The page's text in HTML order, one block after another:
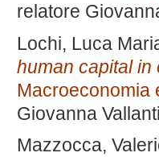
relatore
Lochi, Luca
human capital in
Macroeconomia
Giovanna
Mazzocca,